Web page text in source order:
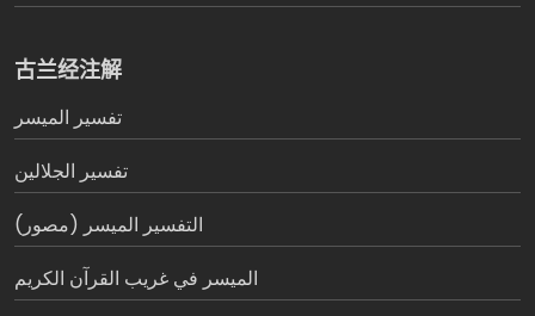
古兰经注解
تفسير المیسر
تفسير الجلالين
التفسير الميسر (مصور)
الميسر في غريب القرآن الكريم